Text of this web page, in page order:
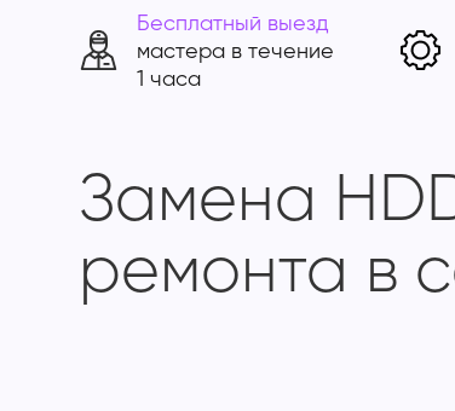
Бесплатный выезд
мастера в течение
1 часа
Замена
ремонта в